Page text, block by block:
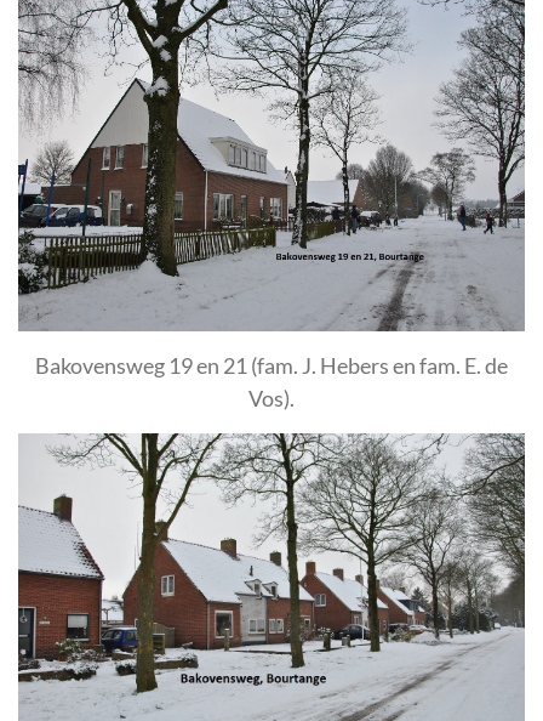
Bakovensweg 19 en 21 (fam. J. Hebers en fam. E. de
Vos).